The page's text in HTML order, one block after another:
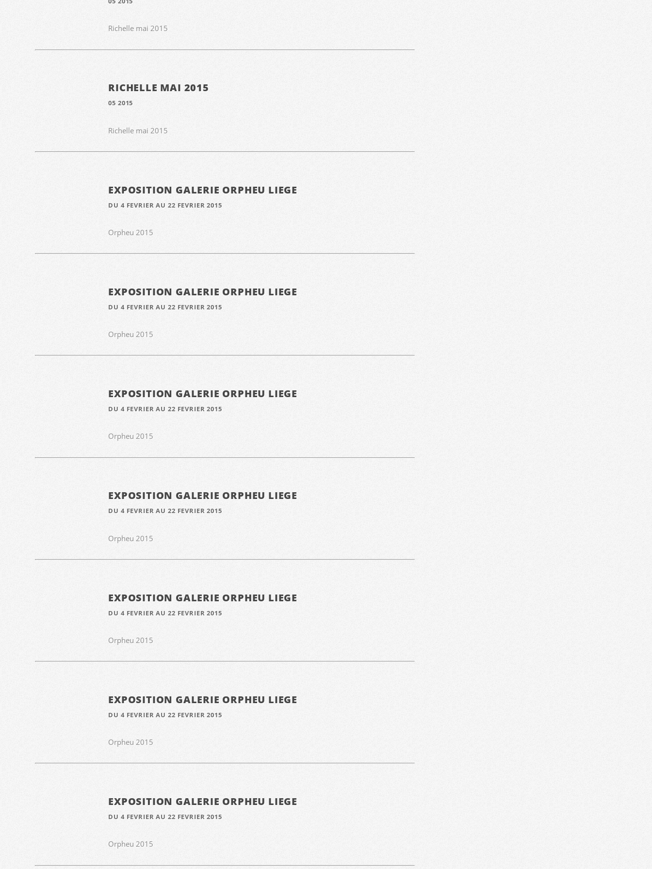
Richelle mai 2015
RICHELLE MAI 2015
05 2015
Richelle mai 2015
EXPOSITION GALERIE ORPHEU LIEGE
DU 4 FEVRIER AU 22 FEVRIER 2015
Orpheu 2015
EXPOSITION GALERIE ORPHEU LIEGE
DU 4 FEVRIER AU 22 FEVRIER 2015
Orpheu 2015
EXPOSITION GALERIE ORPHEU LIEGE
DU 4 FEVRIER AU 22 FEVRIER 2015
Orpheu 2015
EXPOSITION GALERIE ORPHEU LIEGE
DU 4 FEVRIER AU 22 FEVRIER 2015
Orpheu 2015
EXPOSITION GALERIE ORPHEU LIEGE
DU 4 FEVRIER AU 22 FEVRIER 2015
Orpheu 2015
EXPOSITION GALERIE ORPHEU LIEGE
DU 4 FEVRIER AU 22 FEVRIER 2015
Orpheu 2015
EXPOSITION GALERIE ORPHEU LIEGE
DU 4 FEVRIER AU 22 FEVRIER 2015
Orpheu 2015